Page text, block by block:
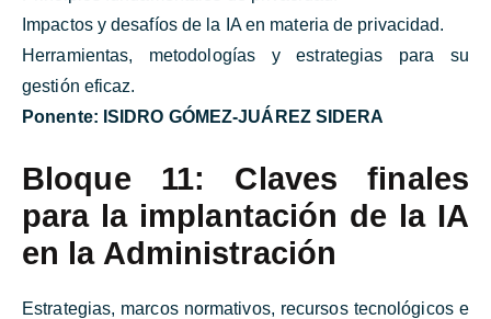
Impactos y desafíos de la IA en materia de privacidad.
Herramientas, metodologías y estrategias para su
gestión eficaz.
Ponente: ISIDRO GÓMEZ-JUÁREZ SIDERA
Bloque 11: Claves finales
para la implantación de la IA
en la Administración
Estrategias, marcos normativos, recursos tecnológicos e